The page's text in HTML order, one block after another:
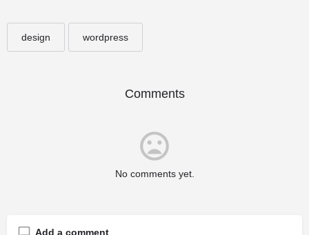
design wordpress
Comments
No comments yet.
Add a comment